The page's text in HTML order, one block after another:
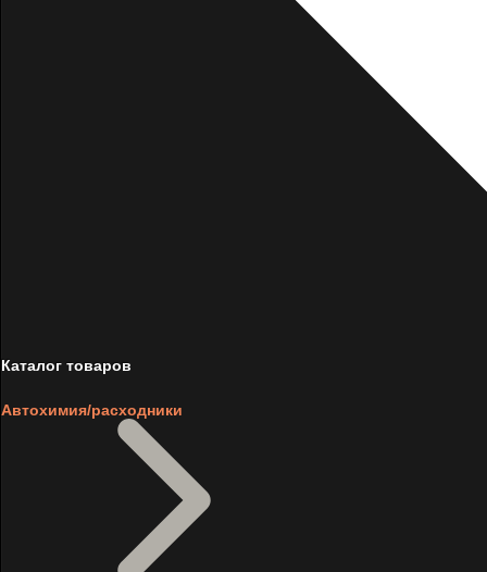
Каталог товаров
Автохимия/расходники